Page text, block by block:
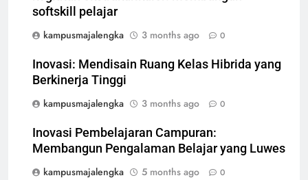
softskill pelajar
kampusmajalengka
3 months ago 0
Inovasi: Mendisain Ruang Kelas Hibrida yang
Berkinerja Tinggi
kampusmajalengka
3 months ago 0
Inovasi Pembelajaran Campuran:
Membangun Pengalaman Belajar yang Luwes
kampusmajalengka
5 months ago 0